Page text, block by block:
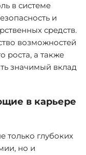
в системе
и
средств.
возможностей
роста, а также
значимый вклад
в карьере
только глубоких
но и